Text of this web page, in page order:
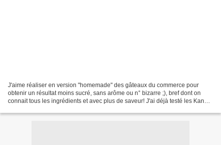
J'aime réaliser en version "homemade" des gâteaux du commerce pour
obtenir un résultat moins sucré, sans arôme ou n° bizarre ;), bref dont on
connait tous les ingrédients et avec plus de saveur! J'ai déjà testé les Kango,